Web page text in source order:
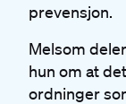
prevensjon.
Melsom
hun om at
ordninger